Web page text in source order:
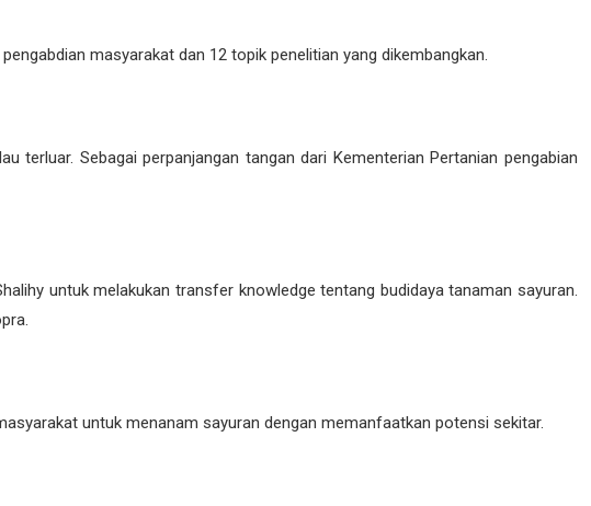
masyarakat dan 12 topik penelitian yang dikembangkan.
terluar. Sebagai perpanjangan tangan dari Kementerian Pertanian pengabian
untuk melakukan transfer knowledge tentang budidaya tanaman sayuran.
untuk menanam sayuran dengan memanfaatkan potensi sekitar.